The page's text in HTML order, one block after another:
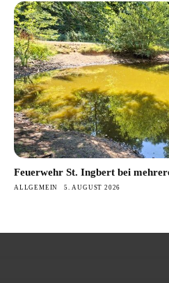
Feuerwehr St. Ingbert bei
ALLGEMEIN 5. AUGUST 2026